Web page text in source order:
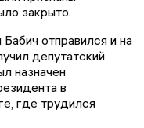
закрыто.
отправился и на
депутатский
назначен
в
где трудился